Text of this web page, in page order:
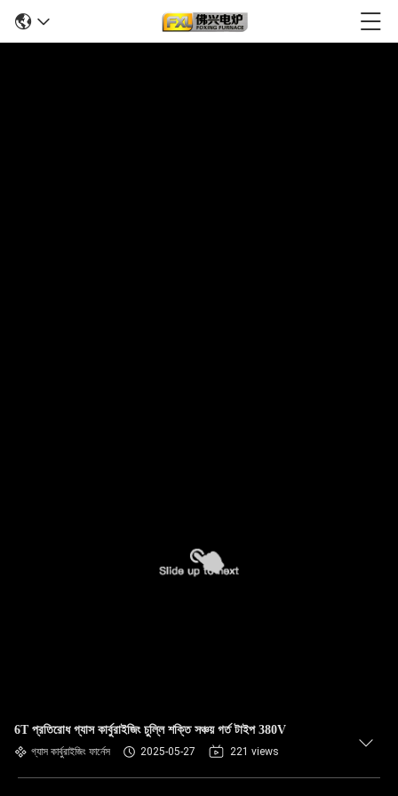
6T প্রতিরোধ গ্যাস কার্বুরাইজিং চুল্লি শক্তি সঞ্চয় গর্ত টাইপ 380V
গ্যাস কার্বুরাইজিং ফার্নেস 2025-05-27 221 views